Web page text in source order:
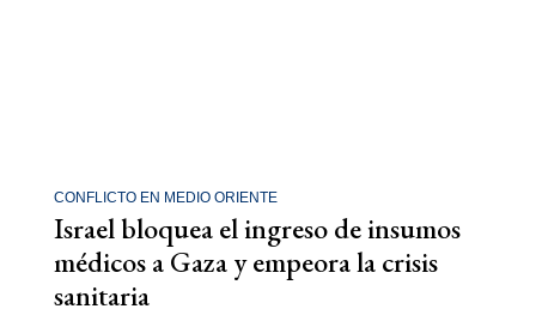
CONFLICTO EN MEDIO ORIENTE
Israel bloquea el ingreso de insumos
médicos a Gaza y empeora la crisis
sanitaria